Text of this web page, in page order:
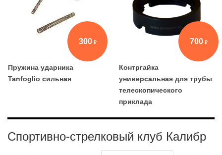
300
Пружина ударника
Tanfoglio сильная
700
Контргайка
универсальная для трубы
телескопического
приклада
Спортивно-стрелковый клуб Калибр